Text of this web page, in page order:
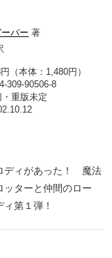
バー 著
（本体：1,480円）
309-90506-8
重版未定
ディがあった！ 魔法
ッターと仲間のロー
第１弾！